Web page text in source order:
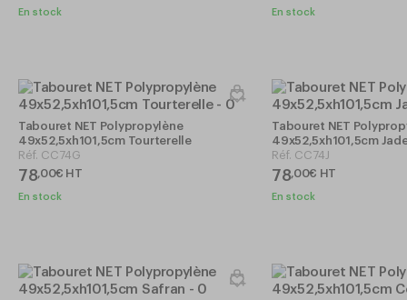
En stock En stock
Tabouret NET Polypropylène
49x52,5xh101,5cm Tourterelle
Réf. CC74G
78,00€ HT
En stock
Tabouret NET
49x52,5xh101,5cm
Réf. CC74J
78,00€ HT
En stock